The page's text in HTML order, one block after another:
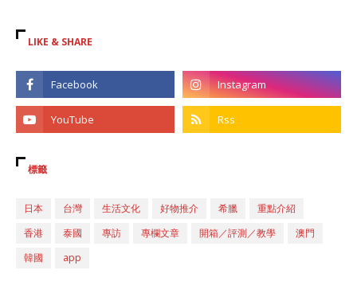
LIKE & SHARE
標籤
日本 台灣 生活文化 好物推介 希臘
重點介紹
香港
泰國 專訪 專欄文章 開箱／評測／教學
澳門
韓國
app